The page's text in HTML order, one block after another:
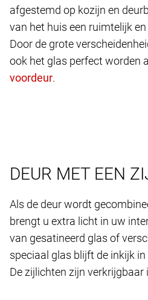
afgestemd op kozijn en
van het huis een ruimtelijk
Door de grote
ook het glas perfect worden
.
DEUR MET EEN
Als de deur wordt
brengt u extra licht in uw
van gesatineerd glas of
speciaal glas blijft de inkijk
De zijlichten zijn